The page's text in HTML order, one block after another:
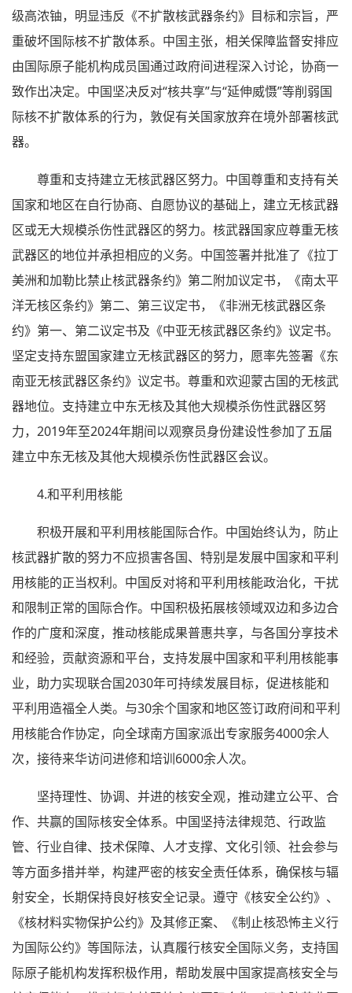
级高浓铀，明显违反《不扩散核武器条约》目标和宗旨，严
重破坏国际核不扩散体系。中国主张，相关保障监督安排应
由国际原子能机构成员国通过政府间进程深入讨论，协商一
致作出决定。中国坚决反对“核共享”与“延伸威慑”等削弱国
际核不扩散体系的行为，敦促有关国家放弃在境外部署核武
器。
尊重和支持建立无核武器区努力。中国尊重和支持有关
国家和地区在自行协商、自愿协议的基础上，建立无核武器
区或无大规模杀伤性武器区的努力。核武器国家应尊重无核
武器区的地位并承担相应的义务。中国签署并批准了《拉丁
美洲和加勒比禁止核武器条约》第二附加议定书，《南太平
洋无核区条约》第二、第三议定书，《非洲无核武器区条
约》第一、第二议定书及《中亚无核武器区条约》议定书。
坚定支持东盟国家建立无核武器区的努力，愿率先签署《东
南亚无核武器区条约》议定书。尊重和欢迎蒙古国的无核武
器地位。支持建立中东无核及其他大规模杀伤性武器区努
力，2019年至2024年期间以观察员身份建设性参加了五届
建立中东无核及其他大规模杀伤性武器区会议。
4.和平利用核能
积极开展和平利用核能国际合作。中国始终认为，防止
核武器扩散的努力不应损害各国、特别是发展中国家和平利
用核能的正当权利。中国反对将和平利用核能政治化，干扰
和限制正常的国际合作。中国积极拓展核领域双边和多边合
作的广度和深度，推动核能成果普惠共享，与各国分享技术
和经验，贡献资源和平台，支持发展中国家和平利用核能事
业，助力实现联合国2030年可持续发展目标，促进核能和
平利用造福全人类。与30余个国家和地区签订政府间和平利
用核能合作协定，向全球南方国家派出专家服务4000余人
次，接待来华访问进修和培训6000余人次。
坚持理性、协调、并进的核安全观，推动建立公平、合
作、共赢的国际核安全体系。中国坚持法律规范、行政监
管、行业自律、技术保障、人才支撑、文化引领、社会参与
等方面多措并举，构建严密的核安全责任体系，确保核与辐
射安全，长期保持良好核安全记录。遵守《核安全公约》、
《核材料实物保护公约》及其修正案、《制止核恐怖主义行
为国际公约》等国际法，认真履行核安全国际义务，支持国
际原子能机构发挥积极作用，帮助发展中国家提高核安全与